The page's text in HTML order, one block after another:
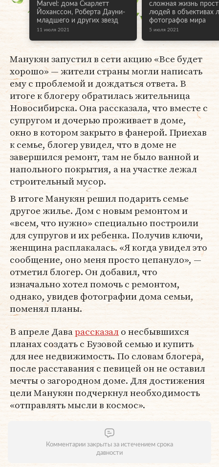
Marvel: дома Скарлетт
Йоханссон, Роберта Дауни-
младшего и других звезд
11 июля 2021
сложная жизнь
людей в объективах
фотографов мира
5 июля 2021
Манукян запустил в сети акцию «Все будет
хорошо» — жители страны могли написать
ему с проблемой и дождаться ответа. В
итоге к блогеру обратилась жительница
Новосибирска. Она рассказала, что вместе с
супругом и дочерью проживает в доме,
окно в котором закрыто в фанерой. Приехав
к семье, блогер увидел, что в доме не
завершился ремонт, там не было ванной и
напольного покрытия, а на участке лежал
строительный мусор.
В итоге Манукян решил подарить семье
другое жилье. Дом с новым ремонтом и
«всем, что нужно» специально построили
для супругов и их ребенка. Получив ключи,
женщина расплакалась. «Я когда увидел это
сообщение, оно меня просто цепануло», —
отметил блогер. Он добавил, что
изначально хотел помочь с ремонтом,
однако, увидев фотографии дома семьи,
поменял планы.
В апреле Даварассказало несбывшихся
планах создать с Бузовой семью и купить
для нее недвижимость. По словам блогера,
после расставания с певицей он не оставил
мечты о загородном доме. Для достижения
цели Манукян подчеркнул необходимость
«отправлять мысли в космос».
Комментарии закрыты за истечением срока
давности